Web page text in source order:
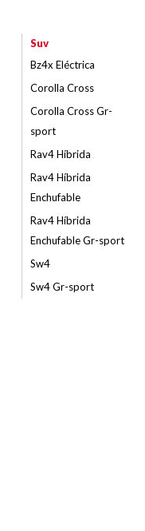
Suv
Bz4x Eléctrica
Corolla Cross
Corolla Cross Gr-
sport
Rav4 Híbrida
Rav4 Híbrida
Enchufable
Rav4 Híbrida
Enchufable Gr-sport
Sw4
Sw4 Gr-sport